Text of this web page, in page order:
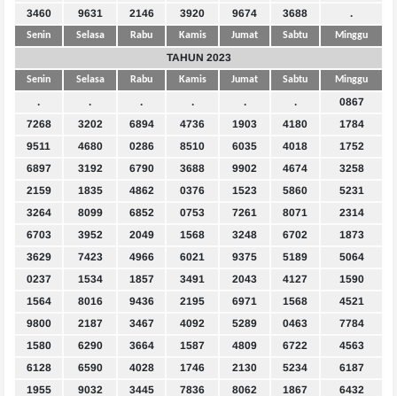
3460
9631 2146 3920 9674 3688 .
Senin Selasa Rabu Kamis Jumat Sabtu Minggu
TAHUN 2023
Senin Selasa Rabu Kamis Jumat Sabtu Minggu
. . . . . .
0867
7268
3202 6894 4736 1903 4180
1784
9511
4680 0286 8510 6035 4018
1752
6897
3192 6790 3688 9902 4674
3258
2159
1835 4862 0376 1523 5860
5231
3264
8099 6852 0753 7261 8071
2314
6703
3952 2049 1568 3248 6702
1873
3629
7423 4966 6021 9375 5189
5064
0237
1534 1857 3491 2043 4127
1590
1564
8016 9436 2195 6971 1568
4521
9800
2187 3467 4092 5289 0463
7784
1580
6290 3664 1587 4809 6722
4563
6128
6590 4028 1746 2130 5234
6187
1955
9032 3445 7836 8062 1867
6432